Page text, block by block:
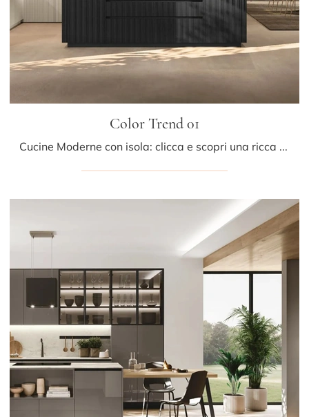
Color Trend 01
Cucine Moderne con isola: clicca e scopri una ricca gamma di soluzioni del marchio Stosa, tra cui il modello Color Trend 01.